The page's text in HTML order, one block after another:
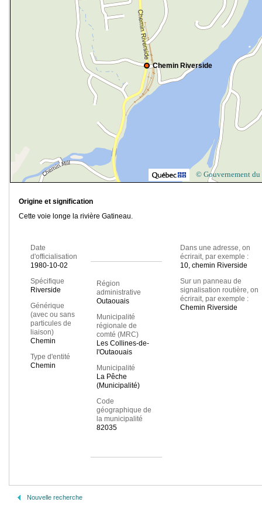
Chemin Riverside
© Gouvernement du
Origine et signification
Cette voie longe la rivière Gatineau.
Date
d'officialisation
1980-10-02
Spécifique
Riverside
Générique
(avec ou sans
particules de
liaison)
Chemin
Type d'entité
Chemin
Région
administrative
Outaouais
Municipalité
régionale de
comté (MRC)
Les Collines-de-
l'Outaouais
Municipalité
La Pêche
(Municipalité)
Code
géographique de
la municipalité
82035
Dans une adresse, on
écrirait, par exemple :
10, chemin Riverside
Sur un panneau de
signalisation routière, on
écrirait, par exemple :
Chemin Riverside
Nouvelle recherche